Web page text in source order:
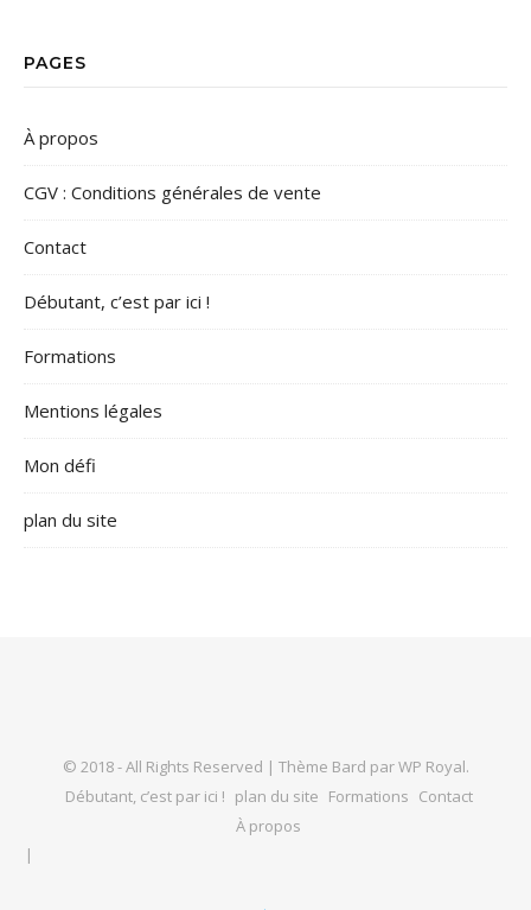
PAGES
À propos
CGV : Conditions générales de vente
Contact
Débutant, c’est par ici !
Formations
Mentions légales
Mon défi
plan du site
© 2018 - All Rights Reserved | Thème Bard parWP Royal.
Débutant, c’est par ici ! plan du site Formations Contact
À propos